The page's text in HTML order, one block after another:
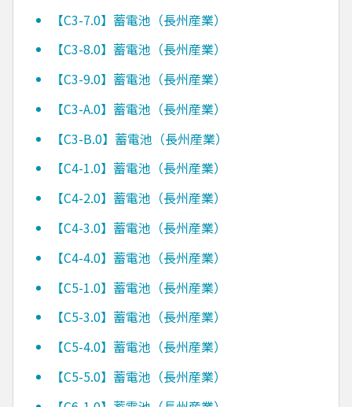
【C3-7.0】蓄電池（長州産業）
【C3-8.0】蓄電池（長州産業）
【C3-9.0】蓄電池（長州産業）
【C3-A.0】蓄電池（長州産業）
【C3-B.0】蓄電池（長州産業）
【C4-1.0】蓄電池（長州産業）
【C4-2.0】蓄電池（長州産業）
【C4-3.0】蓄電池（長州産業）
【C4-4.0】蓄電池（長州産業）
【C5-1.0】蓄電池（長州産業）
【C5-3.0】蓄電池（長州産業）
【C5-4.0】蓄電池（長州産業）
【C5-5.0】蓄電池（長州産業）